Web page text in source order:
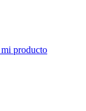
producto